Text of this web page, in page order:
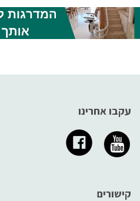
במקום יימצא כל הציוד הדרוש
שימקסם את הסיכוי להצילו.
עקבו אחרינו
קישורים